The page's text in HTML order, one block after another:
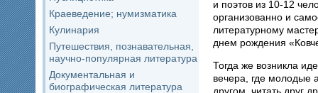
Краеведение; нумизматика
Кулинария
Путешествия, познавательная,
научно-популярная литература
Документальная и
биографическая литература
и поэтов из 10-12
организованно и
литературному
днем рождения
Тогда же возникла
вечера, где молодые